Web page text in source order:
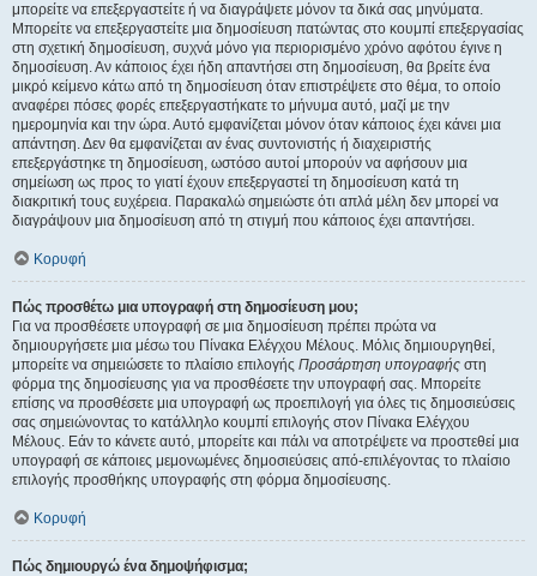
μπορείτε να επεξεργαστείτε ή να διαγράψετε μόνον τα δικά σας μηνύματα.
Μπορείτε να επεξεργαστείτε μια δημοσίευση πατώντας στο κουμπί επεξεργασίας
στη σχετική δημοσίευση, συχνά μόνο για περιορισμένο χρόνο αφότου έγινε η
δημοσίευση. Αν κάποιος έχει ήδη απαντήσει στη δημοσίευση, θα βρείτε ένα
μικρό κείμενο κάτω από τη δημοσίευση όταν επιστρέψετε στο θέμα, το οποίο
αναφέρει πόσες φορές επεξεργαστήκατε το μήνυμα αυτό, μαζί με την
ημερομηνία και την ώρα. Αυτό εμφανίζεται μόνον όταν κάποιος έχει κάνει μια
απάντηση. Δεν θα εμφανίζεται αν ένας συντονιστής ή διαχειριστής
επεξεργάστηκε τη δημοσίευση, ωστόσο αυτοί μπορούν να αφήσουν μια
σημείωση ως προς το γιατί έχουν επεξεργαστεί τη δημοσίευση κατά τη
διακριτική τους ευχέρεια. Παρακαλώ σημειώστε ότι απλά μέλη δεν μπορεί να
διαγράψουν μια δημοσίευση από τη στιγμή που κάποιος έχει απαντήσει.
Κορυφή
Πώς προσθέτω μια υπογραφή στη δημοσίευση μου;
Για να προσθέσετε υπογραφή σε μια δημοσίευση πρέπει πρώτα να
δημιουργήσετε μια μέσω του Πίνακα Ελέγχου Μέλους. Μόλις δημιουργηθεί,
μπορείτε να σημειώσετε το πλαίσιο επιλογής Προσάρτηση υπογραφής στη
φόρμα της δημοσίευσης για να προσθέσετε την υπογραφή σας. Μπορείτε
επίσης να προσθέσετε μια υπογραφή ως προεπιλογή για όλες τις δημοσιεύσεις
σας σημειώνοντας το κατάλληλο κουμπί επιλογής στον Πίνακα Ελέγχου
Μέλους. Εάν το κάνετε αυτό, μπορείτε και πάλι να αποτρέψετε να προστεθεί μια
υπογραφή σε κάποιες μεμονωμένες δημοσιεύσεις από-επιλέγοντας το πλαίσιο
επιλογής προσθήκης υπογραφής στη φόρμα δημοσίευσης.
Κορυφή
Πώς δημιουργώ ένα δημοψήφισμα;